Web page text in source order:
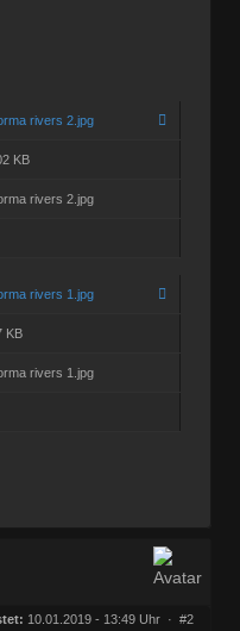
rivers 2.jpg
KB
rivers 2.jpg
rivers 1.jpg
KB
rivers 1.jpg
10.01.2019 - 13:49 Uhr · #2